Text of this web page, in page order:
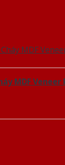
MDF Veneer